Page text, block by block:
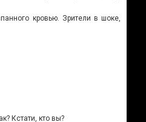
кровью. Зрители в шоке,
Кстати, кто вы?